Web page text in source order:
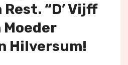
“D’ Vijff
Hilversum!